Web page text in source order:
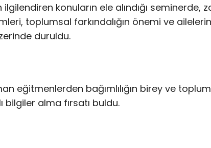
konuların ele alındığı seminerde,
toplumsal farkındalığın önemi ve
duruldu.
eğitmenlerden bağımlılığın birey ve
bilgiler alma fırsatı buldu.